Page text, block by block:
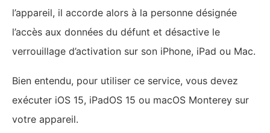
l’appareil, il accorde alors à la personne désignée
l’accès aux données du défunt et désactive le
verrouillage d’activation sur son iPhone, iPad ou Mac.
Bien entendu, pour utiliser ce service, vous devez
exécuter iOS 15, iPadOS 15 ou macOS Monterey sur
votre appareil.